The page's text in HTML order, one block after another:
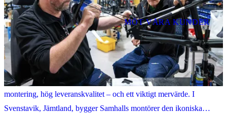
MÖT VÅRA KUNDER
Samhall monterar Livelos elcyklar med hög precision
Ett långsiktigt partnerskap med Samhall ger Livelo Bikes pålitlig
montering, hög leveranskvalitet – och ett viktigt mervärde. I
Svenstavik, Jämtland, bygger Samhalls montörer den ikoniska